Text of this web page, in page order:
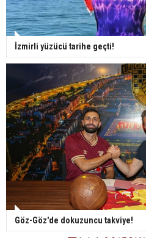
İzmirli yüzücü tarihe geçti!
Göz-Göz'de dokuzuncu takviye!